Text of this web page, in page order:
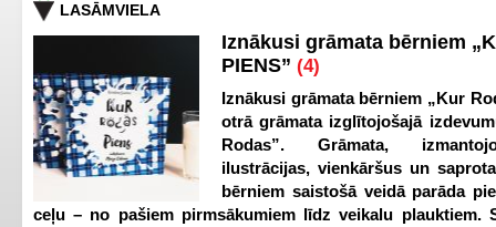
LASĀMVIELA
Iznākusi grāmata bērniem
PIENS” (4)
Iznākusi grāmata bērniem „Kur
otrā grāmata izglītojošajā
Rodas”. Grāmata,
ilustrācijas, vienkāršus un
bērniem saistošā veidā parāda
ceļu – no pašiem pirmsākumiem līdz veikalu plauktiem.